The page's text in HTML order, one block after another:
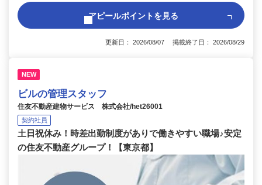
アピールポイントを見る
更新日： 2026/08/07 掲載終了日： 2026/08/29
NEW
ビルの管理スタッフ
住友不動産建物サービス 株式会社/het26001
契約社員
土日祝休み！時差出勤制度がありで働きやすい職場♪安定
の住友不動産グループ！【東京都】